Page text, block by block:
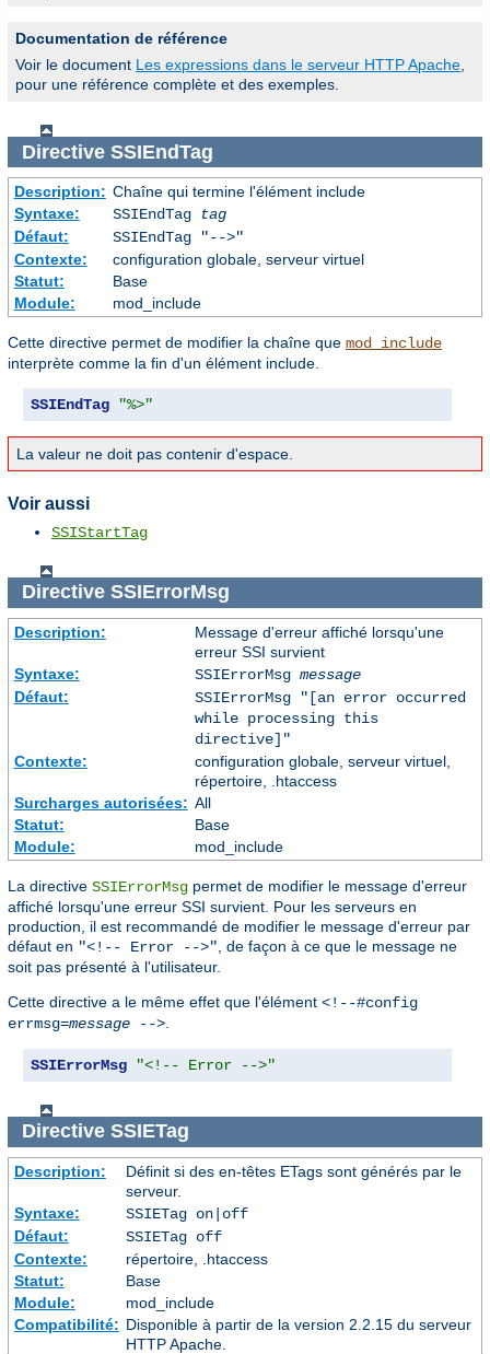
Documentation de référence
Voir le document Les expressions dans le serveur HTTP Apache
pour une référence complète et des exemples.
Directive SSIEndTag
Description: Chaîne qui termine l'élément include
Syntaxe:
SSIEndTag
tag
Défaut:
SSIEndTag "-->"
Contexte:
configuration globale, serveur virtuel
Statut:
Base
Module:
mod_include
Cette directive permet de modifier la chaîne que mod_include
interprète comme la fin d'un élément include.
SSIEndTag "%>"
La valeur ne doit pas contenir d'espace.
Voir aussi
SSIStartTag
Directive SSIErrorMsg
Description:
Message d'erreur affiché lorsqu'une
erreur SSI survient
Syntaxe:
SSIErrorMsg message
Défaut:
SSIErrorMsg "[an error occurred
while processing this
directive]"
Contexte:
configuration globale, serveur virtuel,
répertoire, .htaccess
Surcharges autorisées: All
Statut:
Base
Module:
mod_include
La directive SSIErrorMsg permet de modifier le message d'erreur
affiché lorsqu'une erreur SSI survient. Pour les serveurs en
production, il est recommandé de modifier le message d'erreur par
défaut en "<!-- Error -->" , de façon à ce que le message ne
soit pas présenté à l'utilisateur.
Cette directive a le même effet que l'élément <!--#config
errmsg=message -->
SSIErrorMsg "<!-- Error -->"
Directive SSIETag
Description:
Définit si des en-têtes ETags sont générés par le
serveur.
Syntaxe:
SSIETag on|off
Défaut:
SSIETag off
Contexte:
répertoire, .htaccess
Statut:
Base
Module:
mod_include
Compatibilité: Disponible à partir de la version 2.2.15 du serveur
HTTP Apache.